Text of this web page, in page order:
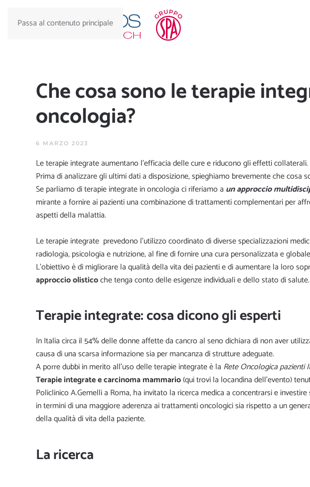
Passa al contenuto principale
Che cosa sono le terapie
oncologia?
6 MARZO 2023
Le terapie integrate aumentano l’efficacia delle cure e riducono gli effetti collaterali.
Prima di analizzare gli ultimi dati a disposizione, spieghiamo brevemente che cosa
Se parliamo di terapie integrate in oncologia ci riferiamo a un approccio
mirante a fornire ai pazienti una combinazione di trattamenti complementari per
aspetti della malattia.
Le terapie integrate prevedono l’utilizzo coordinato di diverse specializzazioni
radiologia, psicologia e nutrizione, al fine di fornire una cura personalizzata e
L’obiettivo è di migliorare la qualità della vita dei pazienti e di aumentare la loro
approccio olisticoche tenga conto delle esigenze individuali e dello stato di salute.
Terapie integrate: cosa dicono gli esperti
In Italia circa il 54% delle donne affette da cancro al seno dichiara di non aver
causa di una scarsa informazione sia per mancanza di strutture adeguate.
A porre dubbi in merito all’uso delle terapie integrate è la Rete Oncologica pazienti
Terapie integrate e carcinoma mammario(quitrovi la locandina dell’evento)
Policlinico A.Gemelli a Roma, ha invitato la ricerca medica a concentrarsi e
in termini di una maggiore aderenza ai trattamenti oncologici sia rispetto a un
della qualità di vita della paziente.
La ricerca